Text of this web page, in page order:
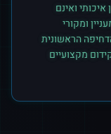
ואינם
ומקורי
הראשונית
מקצועיים